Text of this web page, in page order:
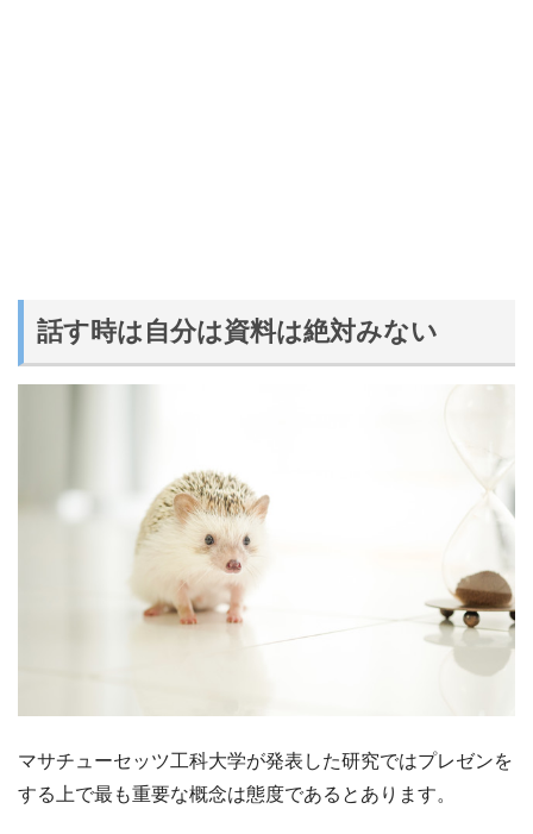
話す時は自分は資料は絶対みない
マサチューセッツ工科大学が発表した研究ではプレゼンを
する上で最も重要な概念は態度であるとあります。